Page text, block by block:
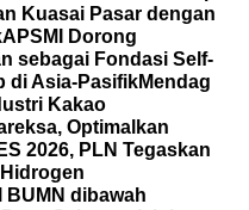
Kuasai Pasar dengan
APSMI Dorong
sebagai Fondasi Self-
di Asia-PasifikMendag
Kakao
Optimalkan
2026, PLN Tegaskan
BUMN dibawah